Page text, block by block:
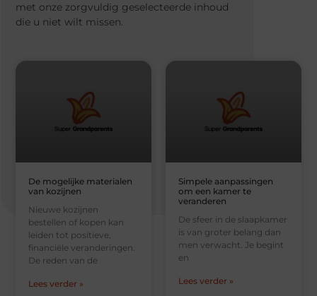
met onze zorgvuldig geselecteerde inhoud
die u niet wilt missen.
De mogelijke materialen
van kozijnen
Nieuwe kozijnen
bestellen of kopen kan
leiden tot positieve,
financiële veranderingen.
De reden van de
Lees verder »
Simpele aanpassingen
om een kamer te
veranderen
De sfeer in de slaapkamer
is van groter belang dan
men verwacht. Je begint
en
Lees verder »